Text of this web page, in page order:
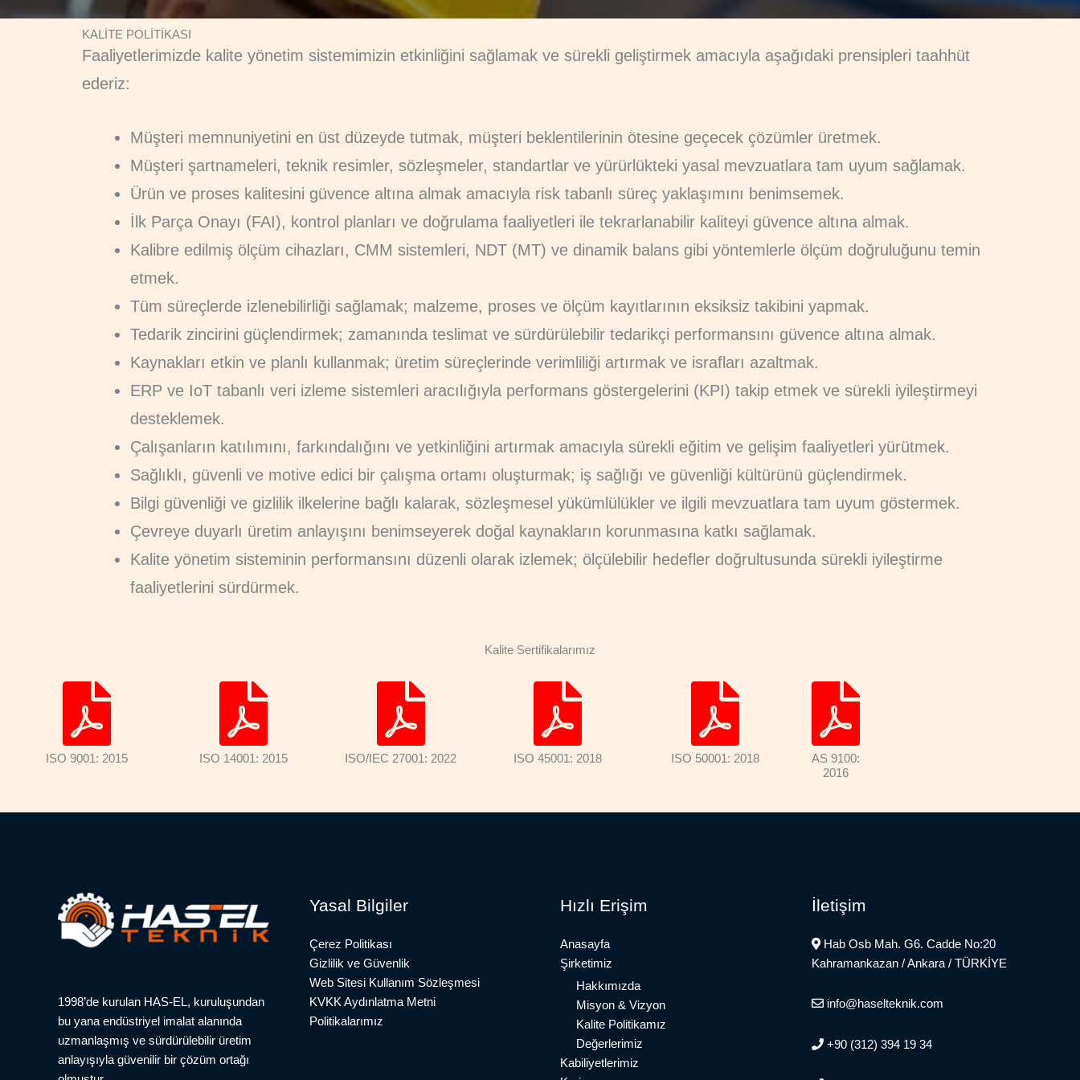
KALİTE POLİTİKASI
Faaliyetlerimizde kalite yönetim sistemimizin etkinliğini sağlamak ve sürekli geliştirmek amacıyla aşağıdaki prensipleri taahhüt
ederiz:
Müşteri memnuniyetini en üst düzeyde tutmak, müşteri beklentilerinin ötesine geçecek çözümler üretmek.
Müşteri şartnameleri, teknik resimler, sözleşmeler, standartlar ve yürürlükteki yasal mevzuatlara tam uyum sağlamak.
Ürün ve proses kalitesini güvence altına almak amacıyla risk tabanlı süreç yaklaşımını benimsemek.
İlk Parça Onayı (FAI), kontrol planları ve doğrulama faaliyetleri ile tekrarlanabilir kaliteyi güvence altına almak.
Kalibre edilmiş ölçüm cihazları, CMM sistemleri, NDT (MT) ve dinamik balans gibi yöntemlerle ölçüm doğruluğunu temin
etmek.
Tüm süreçlerde izlenebilirliği sağlamak; malzeme, proses ve ölçüm kayıtlarının eksiksiz takibini yapmak.
Tedarik zincirini güçlendirmek; zamanında teslimat ve sürdürülebilir tedarikçi performansını güvence altına almak.
Kaynakları etkin ve planlı kullanmak; üretim süreçlerinde verimliliği artırmak ve israfları azaltmak.
ERP ve IoT tabanlı veri izleme sistemleri aracılığıyla performans göstergelerini (KPI) takip etmek ve sürekli iyileştirmeyi
desteklemek.
Çalışanların katılımını, farkındalığını ve yetkinliğini artırmak amacıyla sürekli eğitim ve gelişim faaliyetleri yürütmek.
Sağlıklı, güvenli ve motive edici bir çalışma ortamı oluşturmak; iş sağlığı ve güvenliği kültürünü güçlendirmek.
Bilgi güvenliği ve gizlilik ilkelerine bağlı kalarak, sözleşmesel yükümlülükler ve ilgili mevzuatlara tam uyum göstermek.
Çevreye duyarlı üretim anlayışını benimseyerek doğal kaynakların korunmasına katkı sağlamak.
Kalite yönetim sisteminin performansını düzenli olarak izlemek; ölçülebilir hedefler doğrultusunda sürekli iyileştirme
faaliyetlerini sürdürmek.
Kalite Sertifikalarımız
ISO 9001: 2015 ISO 14001: 2015 ISO/IEC 27001: 2022 ISO 45001: 2018 ISO 50001: 2018
AS 9100:
2016
1998’de kurulan HAS-EL, kuruluşundan
bu yana endüstriyel imalat alanında
uzmanlaşmış ve sürdürülebilir üretim
anlayışıyla güvenilir bir çözüm ortağı
Yasal Bilgiler
Çerez Politikası
Gizlilik ve Güvenlik
Web Sitesi Kullanım Sözleşmesi
KVKK Aydınlatma Metni
Politikalarımız
Hızlı Erişim
Anasayfa
Şirketimiz
Hakkımızda
Misyon & Vizyon
Kalite Politikamız
Değerlerimiz
Kabiliyetlerimiz
İletişim
Hab Osb Mah. G6. Cadde No:20
Kahramankazan / Ankara / TÜRKİYE
info@haselteknik.com
+90 (312) 394 19 34